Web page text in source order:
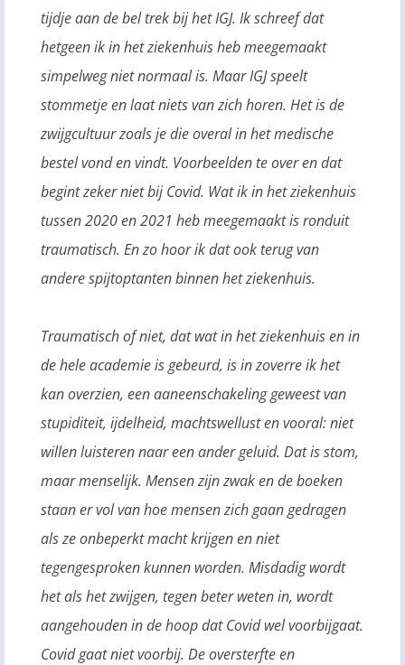
tijdje aan de bel trek bij het IGJ. Ik schreef dat
hetgeen ik in het ziekenhuis heb meegemaakt
simpelweg niet normaal is. Maar IGJ speelt
stommetje en laat niets van zich horen. Het is de
zwijgcultuur zoals je die overal in het medische
bestel vond en vindt. Voorbeelden te over en dat
begint zeker niet bij Covid. Wat ik in het ziekenhuis
tussen 2020 en 2021 heb meegemaakt is ronduit
traumatisch. En zo hoor ik dat ook terug van
andere spijtoptanten binnen het ziekenhuis.
Traumatisch of niet, dat wat in het ziekenhuis en in
de hele academie is gebeurd, is in zoverre ik het
kan overzien, een aaneenschakeling geweest van
stupiditeit, ijdelheid, machtswellust en vooral: niet
willen luisteren naar een ander geluid. Dat is stom,
maar menselijk. Mensen zijn zwak en de boeken
staan er vol van hoe mensen zich gaan gedragen
als ze onbeperkt macht krijgen en niet
tegengesproken kunnen worden. Misdadig wordt
het als het zwijgen, tegen beter weten in, wordt
aangehouden in de hoop dat Covid wel voorbijgaat.
Covid gaat niet voorbij. De oversterfte en